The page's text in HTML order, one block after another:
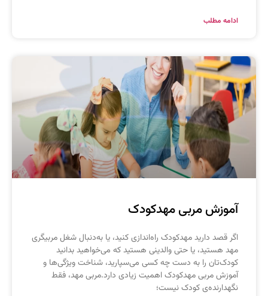
مطلب
مربی مهدکودک
قصد دارید مهدکودک راه‌اندازی کنید، یا به‌دنبال شغل مربیگری
هستید، یا حتی والدینی هستید که می‌خواهید بدانید
را به دست چه کسی می‌سپارید، شناخت ویژگی‌ها و
مربی مهدکودک اهمیت زیادی دارد.مربی مهد، فقط
کودک نیست؛